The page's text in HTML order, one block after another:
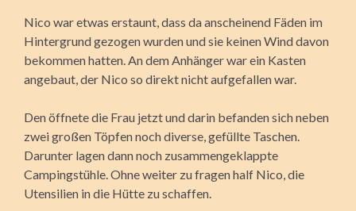
Nico war etwas erstaunt, dass da anscheinend Fäden im
Hintergrund gezogen wurden und sie keinen Wind davon
bekommen hatten. An dem Anhänger war ein Kasten
angebaut, der Nico so direkt nicht aufgefallen war.
Den öffnete die Frau jetzt und darin befanden sich neben
zwei großen Töpfen noch diverse, gefüllte Taschen.
Darunter lagen dann noch zusammengeklappte
Campingstühle. Ohne weiter zu fragen half Nico, die
Utensilien in die Hütte zu schaffen.